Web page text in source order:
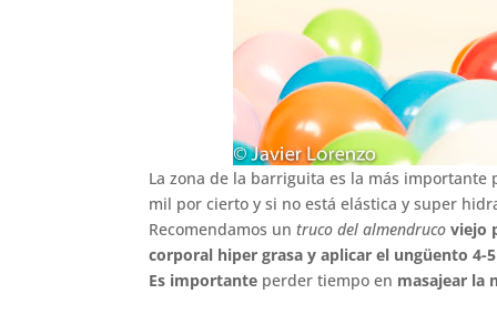
La zona de la barriguita es la más
mil por cierto y si no está elástica y super
Recomendamos untruco del almendruco viejo
corporal hiper grasa y aplicar el ungüento
Es importante perder tiempo en masajear la